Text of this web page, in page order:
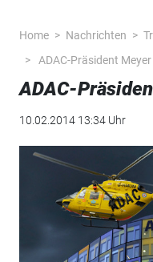
Home Nachrichten
ADAC-Präsident
ADAC-
10.02.2014 13:34 Uhr